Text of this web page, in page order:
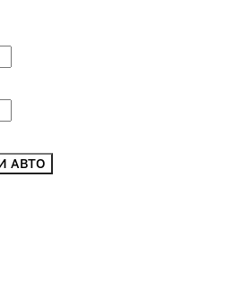
АВТО